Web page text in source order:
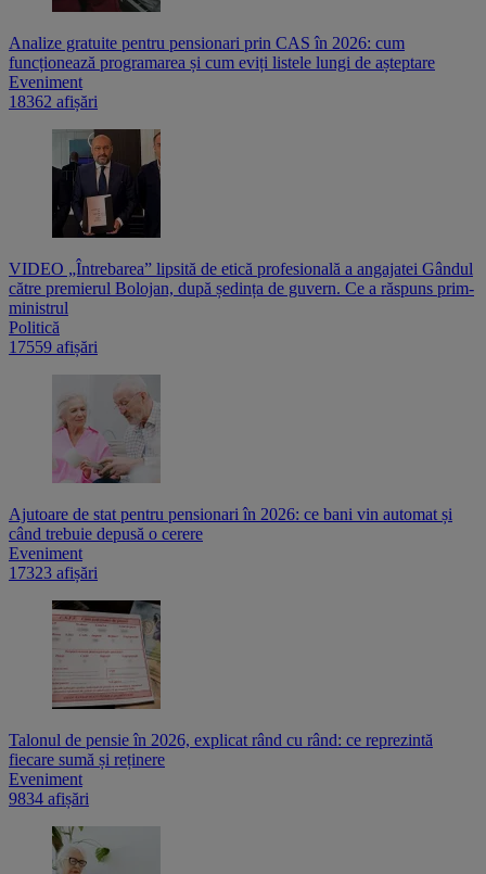
Analize gratuite pentru pensionari prin CAS în 2026: cum
funcționează programarea și cum eviți listele lungi de așteptare
Eveniment
18362 afișări
VIDEO „Întrebarea” lipsită de etică profesională a angajatei Gândul
către premierul Bolojan, după ședința de guvern. Ce a răspuns prim-
ministrul
Politică
17559 afișări
Ajutoare de stat pentru pensionari în 2026: ce bani vin automat și
când trebuie depusă o cerere
Eveniment
17323 afișări
Talonul de pensie în 2026, explicat rând cu rând: ce reprezintă
fiecare sumă și reținere
Eveniment
9834 afișări